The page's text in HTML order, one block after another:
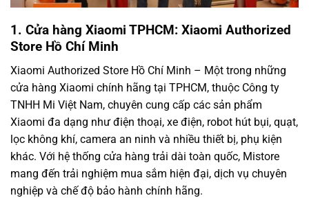
1. Cửa hàng Xiaomi TPHCM: Xiaomi Authorized
Store Hồ Chí Minh
Xiaomi Authorized Store Hồ Chí Minh – Một trong những
cửa hàng Xiaomi chính hãng tại TPHCM, thuộc Công ty
TNHH Mi Việt Nam, chuyên cung cấp các sản phẩm
Xiaomi đa dạng như điện thoại, xe điện, robot hút bụi, quạt,
lọc không khí, camera an ninh và nhiều thiết bị, phụ kiện
khác. Với hệ thống cửa hàng trải dài toàn quốc, Mistore
mang đến trải nghiệm mua sắm hiện đại, dịch vụ chuyên
nghiệp và chế độ bảo hành chính hãng.